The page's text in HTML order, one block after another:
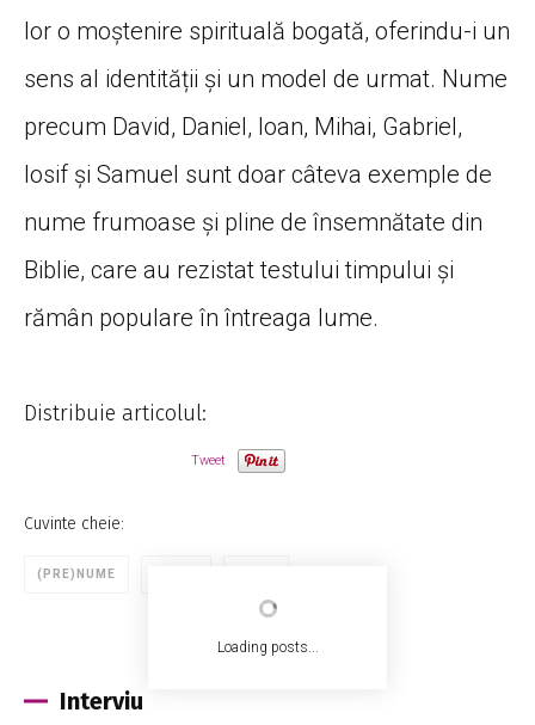
Loading posts...
lor o moștenire spirituală bogată, oferindu-i un
sens al identității și un model de urmat. Nume
precum David, Daniel, Ioan, Mihai, Gabriel,
Iosif și Samuel sunt doar câteva exemple de
nume frumoase și pline de însemnătate din
Biblie, care au rezistat testului timpului și
rămân populare în întreaga lume.
Distribuie articolul:
Tweet
Cuvinte cheie:
(PRE)NUME
Interviu